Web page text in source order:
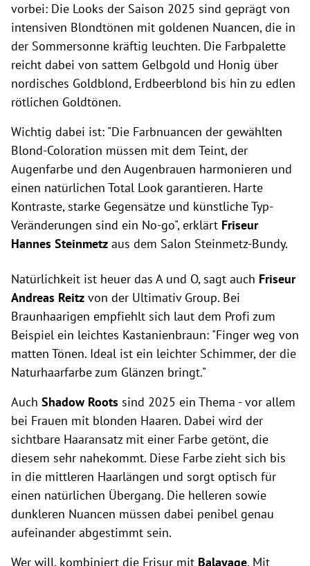
vorbei: Die Looks der Saison 2025 sind geprägt von
intensiven Blondtönen mit goldenen Nuancen, die in
der Sommersonne kräftig leuchten. Die Farbpalette
reicht dabei von sattem Gelbgold und Honig über
nordisches Goldblond, Erdbeerblond bis hin zu edlen
rötlichen Goldtönen.
Wichtig dabei ist: "Die Farbnuancen der gewählten
Blond-Coloration müssen mit dem Teint, der
Augenfarbe und den Augenbrauen harmonieren und
einen natürlichen Total Look garantieren. Harte
Kontraste, starke Gegensätze und künstliche Typ-
Veränderungen sind ein No-go", erklärt Friseur
Hannes Steinmetz aus dem Salon Steinmetz-Bundy.
Natürlichkeit ist heuer das A und O, sagt auch Friseur
Andreas Reitz von der Ultimativ Group. Bei
Braunhaarigen empfiehlt sich laut dem Profi zum
Beispiel ein leichtes Kastanienbraun: "Finger weg von
matten Tönen. Ideal ist ein leichter Schimmer, der die
Naturhaarfarbe zum Glänzen bringt."
Auch Shadow Roots sind 2025 ein Thema - vor allem
bei Frauen mit blonden Haaren. Dabei wird der
sichtbare Haaransatz mit einer Farbe getönt, die
diesem sehr nahekommt. Diese Farbe zieht sich bis
in die mittleren Haarlängen und sorgt optisch für
einen natürlichen Übergang. Die helleren sowie
dunkleren Nuancen müssen dabei penibel genau
aufeinander abgestimmt sein.
Wer will, kombiniert die Frisur mit Balayage. Mit